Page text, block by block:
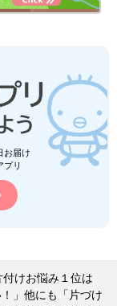
から集めた体験
次の話
お風呂のおもちゃどう
お届け
リ
けお悩み１位は
」他にも「片づけ